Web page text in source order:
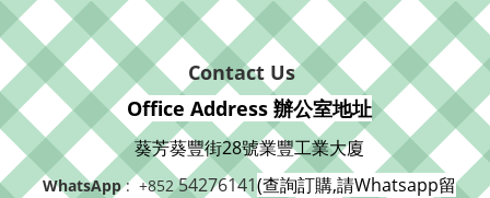
Contact Us
Office Address 辦公室地址
葵芳葵豐街28號業豐工業大廈
WhatsApp: +85254276141(查詢訂購,請Whatsapp留